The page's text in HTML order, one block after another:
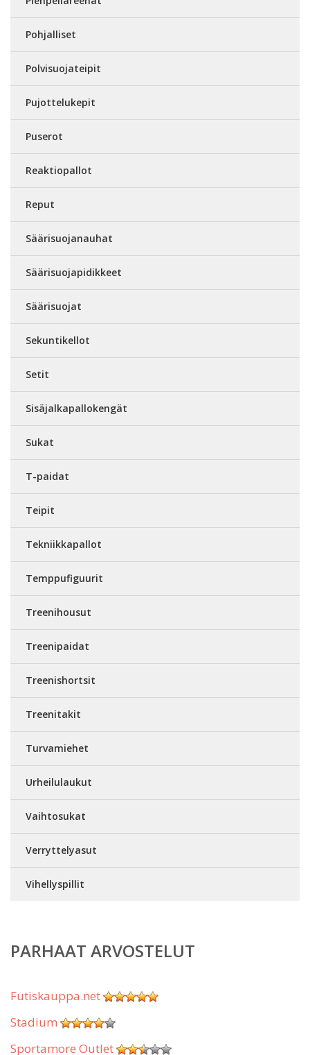
Pohjalliset
Polvisuojateipit
Pujottelukepit
Puserot
Reaktiopallot
Reput
Säärisuojanauhat
Säärisuojapidikkeet
Säärisuojat
Sekuntikellot
Setit
Sisäjalkapallokengät
Sukat
T-paidat
Teipit
Tekniikkapallot
Temppufiguurit
Treenihousut
Treenipaidat
Treenishortsit
Treenitakit
Turvamiehet
Urheilulaukut
Vaihtosukat
Verryttelyasut
Vihellyspillit
PARHAAT ARVOSTELUT
Futiskauppa.net
Stadium
Sportamore Outlet